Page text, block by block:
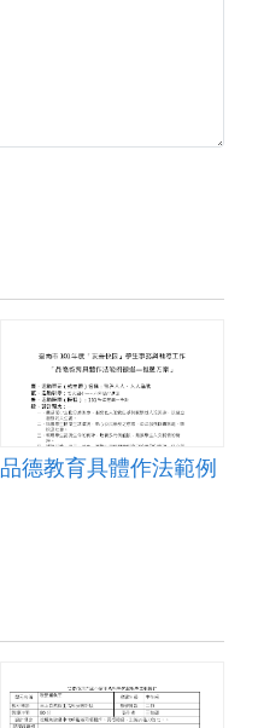
品德教育具體作法範例